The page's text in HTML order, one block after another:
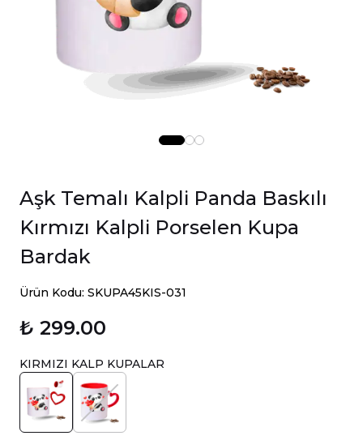
Aşk Temalı Kalpli Panda Baskılı
Kırmızı Kalpli Porselen Kupa
Bardak
Ürün Kodu: SKUPA45KIS-031
₺ 299.00
KIRMIZI KALP KUPALAR